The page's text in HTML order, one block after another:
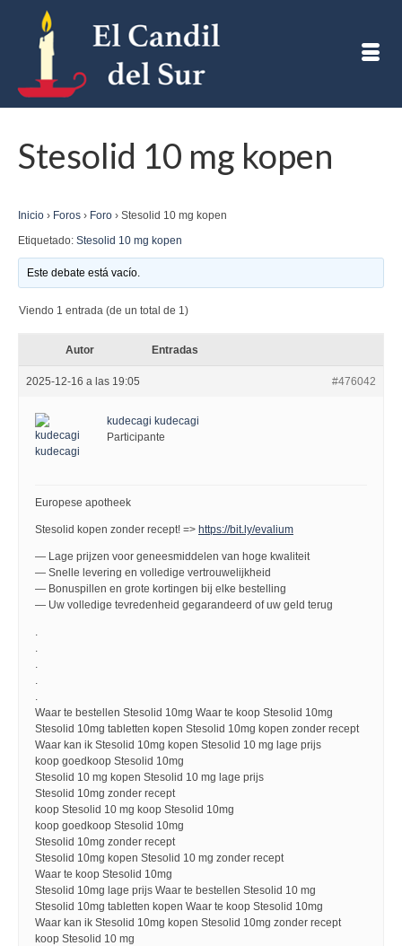
Stesolid 10 mg kopen
Inicio › Foros › Foro › Stesolid 10 mg kopen
Etiquetado: Stesolid 10 mg kopen
Este debate está vacío.
Viendo 1 entrada (de un total de 1)
Autor Entradas
2025-12-16 a las 19:05 #476042
kudecagi kudecagi
Participante
Europese apotheek
Stesolid kopen zonder recept! => https://bit.ly/evalium
— Lage prijzen voor geneesmiddelen van hoge kwaliteit
— Snelle levering en volledige vertrouwelijkheid
— Bonuspillen en grote kortingen bij elke bestelling
— Uw volledige tevredenheid gegarandeerd of uw geld terug
.
.
.
.
.
Waar te bestellen Stesolid 10mg Waar te koop Stesolid 10mg
Stesolid 10mg tabletten kopen Stesolid 10mg kopen zonder recept
Waar kan ik Stesolid 10mg kopen Stesolid 10 mg lage prijs
koop goedkoop Stesolid 10mg
Stesolid 10 mg kopen Stesolid 10 mg lage prijs
Stesolid 10mg zonder recept
koop Stesolid 10 mg koop Stesolid 10mg
koop goedkoop Stesolid 10mg
Stesolid 10mg zonder recept
Stesolid 10mg kopen Stesolid 10 mg zonder recept
Waar te koop Stesolid 10mg
Stesolid 10mg lage prijs Waar te bestellen Stesolid 10 mg
Stesolid 10mg tabletten kopen Waar te koop Stesolid 10mg
Waar kan ik Stesolid 10mg kopen Stesolid 10mg zonder recept
koop Stesolid 10 mg